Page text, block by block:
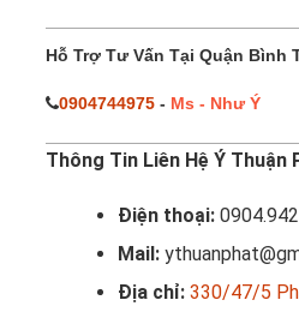
Hỗ Trợ Tư Vấn Tại Quận Bình
0904744975 - Ms - Như Ý
Thông Tin Liên Hệ Ý Thuận
Điện thoại:
Mail:
Địa chỉ: 330/47/5